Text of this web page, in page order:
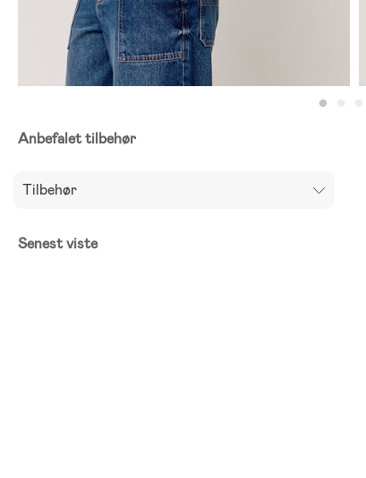
Anbefalet tilbehør
Tilbehør
Senest viste